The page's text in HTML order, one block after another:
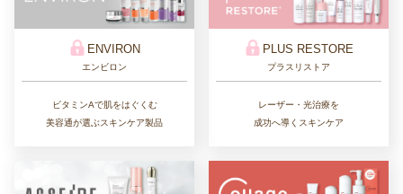
ENVIRON
エンビロン
ビタミンAで肌をはぐくむ
美容通が選ぶスキンケア製品
PLUS RESTORE
プラスリストア
レーザー・光治療を
成功へ導くスキンケア